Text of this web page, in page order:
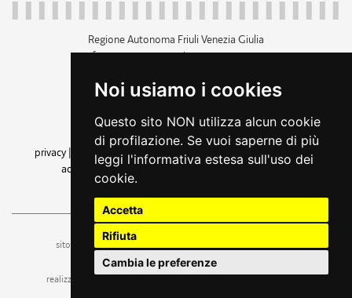
Noi usiamo i cookies
Questo sito NON utilizza alcun cookie
di profilazione. Se vuoi saperne di più
leggi l'informativa estesa sull'uso dei
cookie.
Accetta
Rifiuta
Cambia le preferenze
Regione Autonoma Friuli Venezia Giulia
c.f. 80014930327; p.iva 00526040324
+39 040 3771111
amministrazione trasparente
privacy
cookie |note legali accessibilità
dichiarazione di
accessibilità| feedback
cambio preferenze cookie
sito a cura dell'ufficio stampa e comunicazione
realizzazione